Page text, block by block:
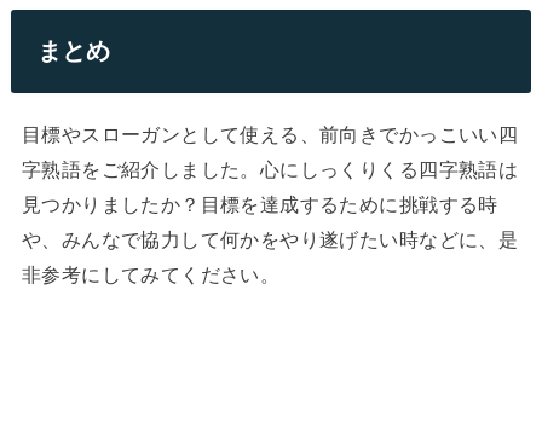
まとめ
目標やスローガンとして使える、前向きでかっこいい四
字熟語をご紹介しました。心にしっくりくる四字熟語は
見つかりましたか？目標を達成するために挑戦する時
や、みんなで協力して何かをやり遂げたい時などに、是
非参考にしてみてください。